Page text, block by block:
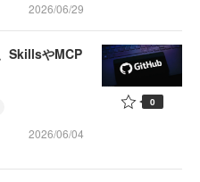
2026/06/29
SkillsやMCP
2026/06/04
0